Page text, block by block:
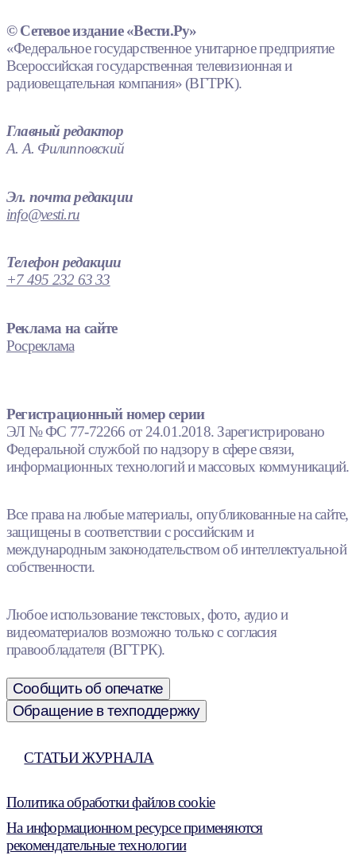
© Сетевое издание «Вести.Ру»
«Федеральное государственное унитарное предприятие
Всероссийская государственная телевизионная и
радиовещательная компания» (ВГТРК).
Главный редактор
А. А. Филипповский
Эл. почта редакции
info@vesti.ru
Телефон редакции
+7 495 232 63 33
Реклама на сайте
Росреклама
Регистрационный номер серии
ЭЛ № ФС 77-72266 от 24.01.2018. Зарегистрировано
Федеральной службой по надзору в сфере связи,
информационных технологий и массовых коммуникаций.
Все права на любые материалы, опубликованные на сайте,
защищены в соответствии с российским и
международным законодательством об интеллектуальной
собственности.
Любое использование текстовых, фото, аудио и
видеоматериалов возможно только с согласия
правообладателя (ВГТРК).
Сообщить об опечатке
Обращение в техподдержку
СТАТЬИ ЖУРНАЛА
Политика обработки файлов cookie
На информационном ресурсе применяются
рекомендательные технологии